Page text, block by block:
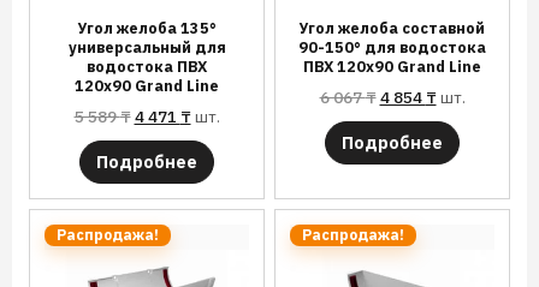
Угол желоба 135°
универсальный для
водостока ПВХ
120х90 Grand Line
5 589₸4 471 ₸шт.
Подробнее
Угол желоба составной
90-150° для водостока
ПВХ 120х90 Grand Line
6 067₸4 854 ₸шт.
Подробнее
Распродажа! Распродажа!